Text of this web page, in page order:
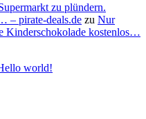
zu plündern.
– pirate-deals.de zu Nur
Kinderschokolade kostenlos…
world!